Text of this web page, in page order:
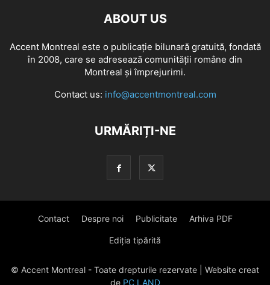
ABOUT US
Accent Montreal este o publicație bilunară gratuită, fondată
în 2008, care se adresează comunităţii române din
Montreal şi împrejurimi.
Contact us: info@accentmontreal.com
URMĂRIȚI-NE
Contact Despre noi Publicitate Arhiva PDF
Ediția tipărită
© Accent Montreal - Toate drepturile rezervate | Website creat
de PC LAND